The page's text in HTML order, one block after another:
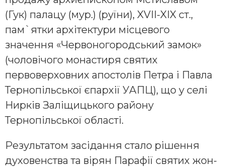
(Гук) палацу (мур.) (руїни), XVII-XIX ст.,
пам`ятки архітектури місцевого
значення «Червоногородський замок»
(чоловічого монастиря святих
первоверховних апостолів Петра і Павла
Тернопільської єпархії УАПЦ), що у селі
Нирків Заліщицького району
Тернопільської області.
Результатом засідання стало рішення
духовенства та вірян Парафії святих жон-